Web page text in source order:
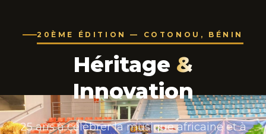
20ÈME ÉDITION — COTONOU, BÉNIN
Héritage &
Innovation
25 ans à célébrer la musique africaine et à